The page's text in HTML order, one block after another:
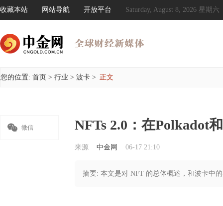
收藏本站 网站导航 开放平台 Saturday, August 8, 2026 星期六
您的位置: 首页 > 行业 > 波卡 > 正文
 微信 NFTs 2.0：在Polkadot
来源 中金网 06-17 21:10
摘要: 本文是对 NFT 的总体概述，和波卡中